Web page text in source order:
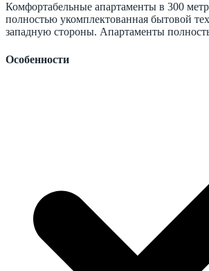
Комфортабельные апартаменты в 300
полностью укомплектованная бытовой
западную стороны. Апартаменты
Особенности